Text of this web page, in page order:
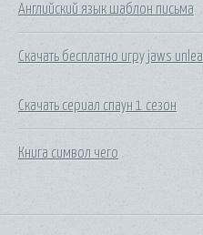
Английский язык шаблон письма
Скачать бесплатно игру jaws
Скачать сериал спаун 1 сезон
Книга символ чего